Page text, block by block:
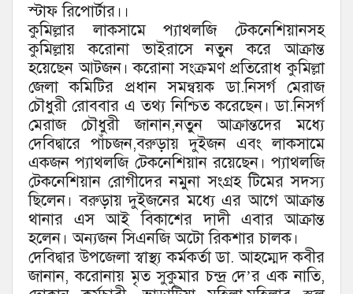
স্টাফ রিপোর্টার।।
কুমিল্লার লাকসামে প্যাথলজি টেকনেশিয়ানসহ
কুমিল্লায় করোনা ভাইরাসে নতুন করে আক্রান্ত
হয়েছেন আটজন। করোনা সংক্রমণ প্রতিরোধ কুমিল্লা
জেলা কমিটির প্রধান সমন্বয়ক ডা.নিসর্গ মেরাজ
চৌধুরী রোববার এ তথ্য নিশ্চিত করেছেন। ডা.নিসর্গ
মেরাজ চৌধুরী জানান,নতুন আক্রান্তদের মধ্যে
দেবিদ্বারে পাঁচজন,বরুড়ায় দুইজন এবং লাকসামে
একজন প্যাথলজি টেকনেশিয়ান রয়েছেন। প্যাথলজি
টেকনেশিয়ান রোগীদের নমুনা সংগ্রহ টিমের সদস্য
ছিলেন। বরুড়ায় দুইজনের মধ্যে এর আগে আক্রান্ত
থানার এস আই বিকাশের দাদী এবার আক্রান্ত
হলেন। অন্যজন সিএনজি অটো রিকশার চালক।
দেবিদ্বার উপজেলা স্বাস্থ্য কর্মকর্তা ডা. আহম্মেদ কবীর
জানান, করোনায় মৃত সুকুমার চন্দ্র দে’র এক নাতি,